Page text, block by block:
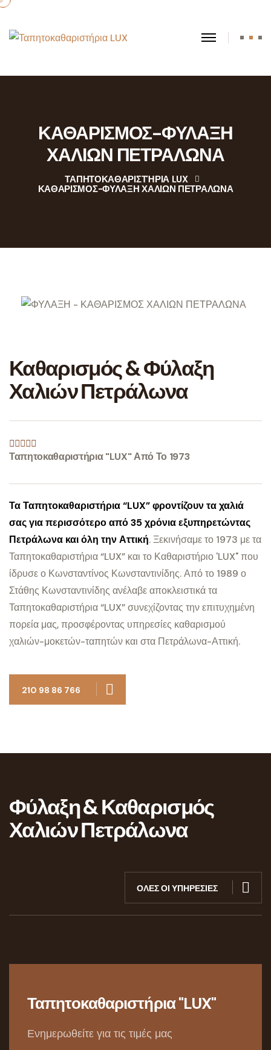
ΚΑΘΑΡΙΣΜΟΣ-ΦΥΛΑΞΗ
ΧΑΛΙΩΝ ΠΕΤΡΑΛΩΝΑ
ΤΑΠΗΤΟΚΑΘΑΡΙΣΤΉΡΙΑ LUX
ΚΑΘΑΡΙΣΜΟΣ-ΦΥΛΑΞΗ ΧΑΛΙΩΝ ΠΕΤΡΑΛΩΝΑ
Καθαρισμός & Φύλαξη
Χαλιών Πετράλωνα
Ταπητοκαθαριστήρια "LUX" Από Το 1973
Τα Ταπητοκαθαριστήρια “LUX” φροντίζουν τα χαλιά
σας για περισσότερο από 35 χρόνια εξυπηρετώντας
Πετράλωνα και όλη την Αττική.Ξεκινήσαμε το 1973 με τα
Ταπητοκαθαριστήρια “LUX” και το Καθαριστήριο 'LUX" που
ίδρυσε ο Κωνσταντίνος Κωνσταντινίδης. Από το 1989 ο
Στάθης Κωνσταντινίδης ανέλαβε αποκλειστικά τα
Ταπητοκαθαριστήρια “LUX” συνεχίζοντας την επιτυχημένη
πορεία μας, προσφέροντας υπηρεσίες καθαρισμού
χαλιών-μοκετών-ταπητών και στα Πετράλωνα-Αττική.
210 98 86 766
Φύλαξη & Καθαρισμός
Χαλιών Πετράλωνα
ΟΛΕΣ ΟΙ ΥΠΗΡΕΣΙΕΣ
Ταπητοκαθαριστήρια "LUX"
Ενημερωθείτε για τις τιμές μας